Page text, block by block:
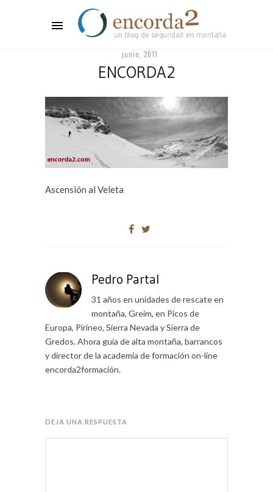
junio, 2011
ENCORDA2
Ascensión al Veleta
Pedro Partal
31 años en unidades de rescate en
montaña, Greim, en Picos de
Europa, Pirineo, Sierra Nevada y Sierra de
Gredos. Ahora guía de alta montaña, barrancos
y director de la academia de formación on-line
encorda2formación.
DEJA UNA RESPUESTA